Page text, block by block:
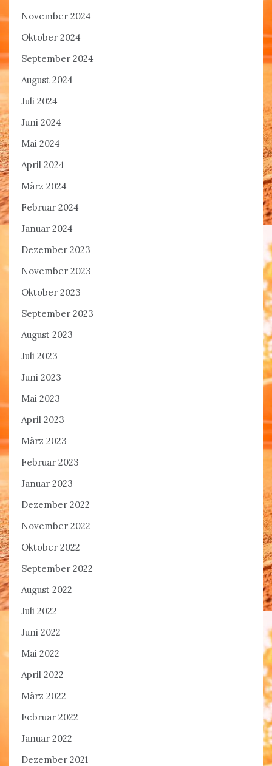
November 2024
Oktober 2024
September 2024
August 2024
Juli 2024
Juni 2024
Mai 2024
April 2024
März 2024
Februar 2024
Januar 2024
Dezember 2023
November 2023
Oktober 2023
September 2023
August 2023
Juli 2023
Juni 2023
Mai 2023
April 2023
März 2023
Februar 2023
Januar 2023
Dezember 2022
November 2022
Oktober 2022
September 2022
August 2022
Juli 2022
Juni 2022
Mai 2022
April 2022
März 2022
Februar 2022
Januar 2022
Dezember 2021